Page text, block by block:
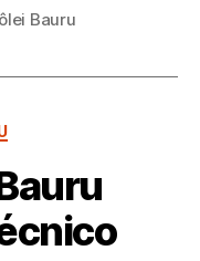
Bauru